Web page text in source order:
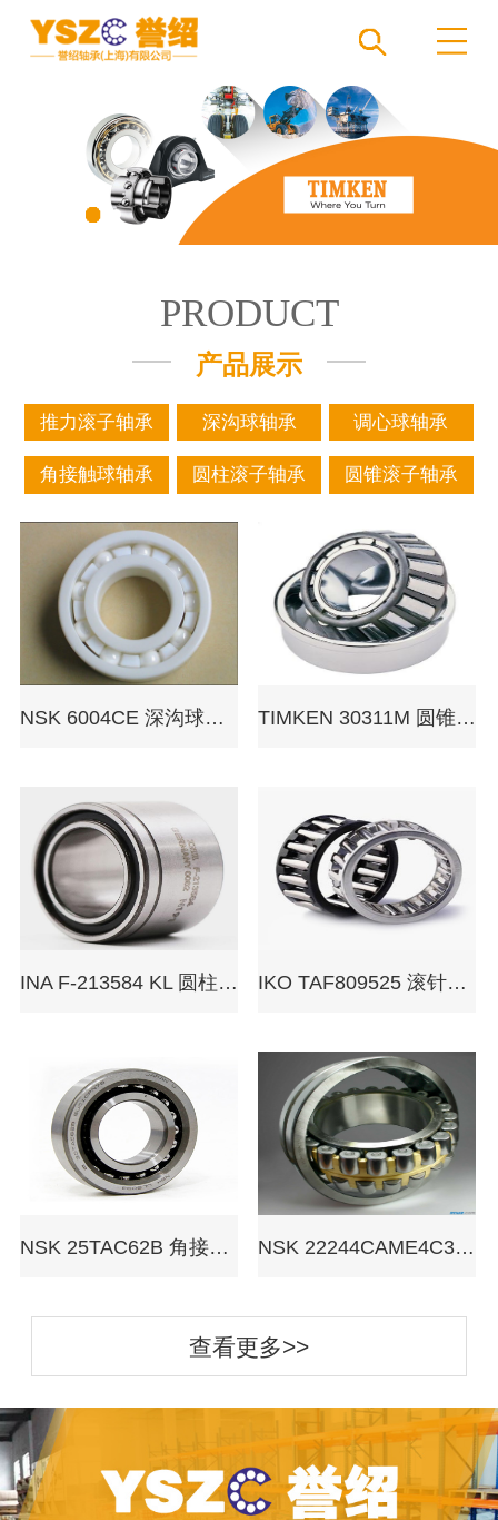
PRODUCT
产品展示
推力滚子轴承 深沟球轴承 调心球轴承
角接触球轴承 圆柱滚子轴承 圆锥滚子轴承
NSK 6004CE 深沟球轴承 TIMKEN 30311M 圆锥滚子轴承
INA F-213584 KL 圆柱滚子轴承 IKO TAF809525 滚针轴承
NSK 25TAC62B 角接触球轴承 NSK 22244CAME4C3 调心滚子轴承
查看更多>>